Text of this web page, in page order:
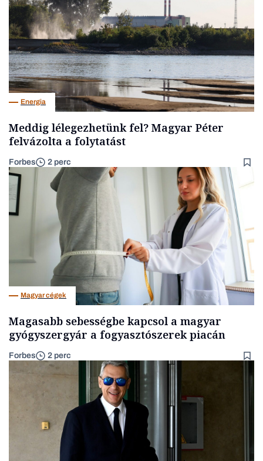
Energia
Meddig lélegezhetünk fel? Magyar Péter
felvázolta a folytatást
Forbes 2 perc
Magyar cégek
Magasabb sebességbe kapcsol a magyar
gyógyszergyár a fogyasztószerek piacán
Forbes 2 perc